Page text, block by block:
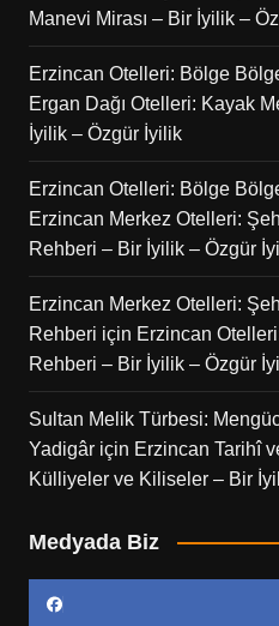
Manevi Mirası – Bir İyilik –
Erzincan Otelleri: Bölge
Ergan Dağı Otelleri: Kayak
İyilik – Özgür İyilik
Erzincan Otelleri: Bölge
Erzincan Merkez Otelleri:
Rehberi – Bir İyilik – Özgür
Erzincan Merkez Otelleri:
Rehberi için Erzincan
Rehberi – Bir İyilik – Özgür
Sultan Melik Türbesi:
Yadigâriçin Erzincan Tarihî
Külliyeler ve Kiliseler – Bir
Medyada Biz